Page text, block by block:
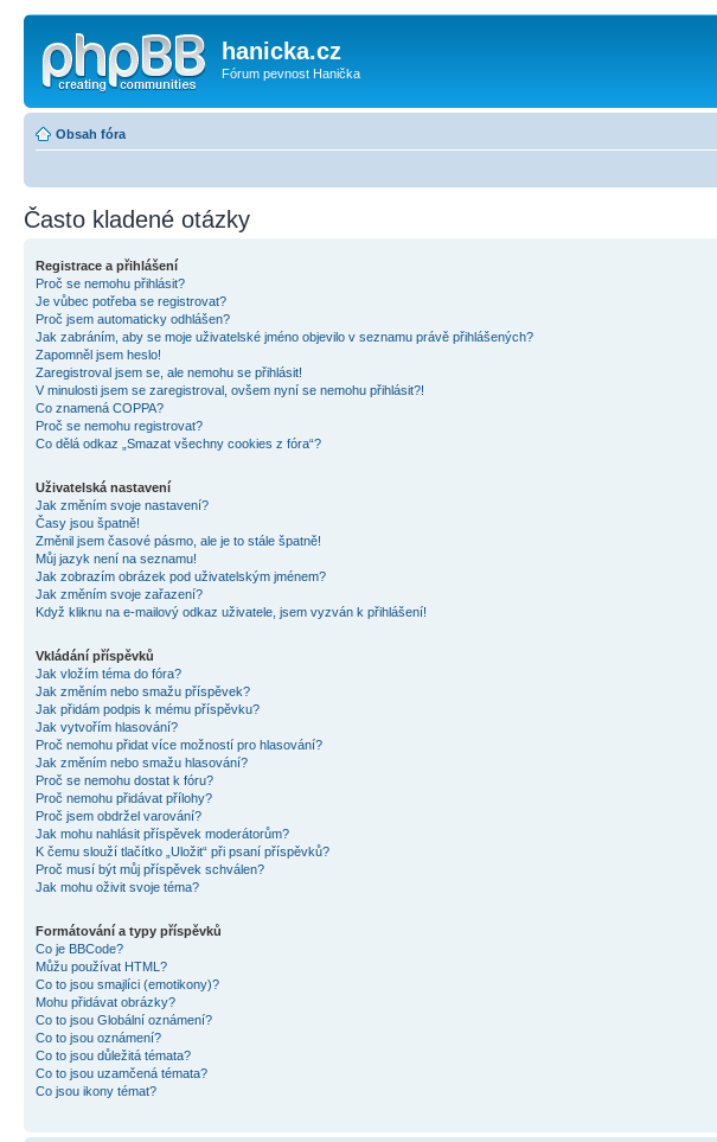
hanicka.cz
Fórum pevnost Hanička
Obsah fóra
Často kladené otázky
Registrace a přihlášení
Proč se nemohu přihlásit?
Je vůbec potřeba se registrovat?
Proč jsem automaticky odhlášen?
Jak zabráním, aby se moje uživatelské jméno objevilo v seznamu právě přihlášených?
Zapomněl jsem heslo!
Zaregistroval jsem se, ale nemohu se přihlásit!
V minulosti jsem se zaregistroval, ovšem nyní se nemohu přihlásit?!
Co znamená COPPA?
Proč se nemohu registrovat?
Co dělá odkaz „Smazat všechny cookies z fóra“?
Uživatelská nastavení
Jak změním svoje nastavení?
Časy jsou špatně!
Změnil jsem časové pásmo, ale je to stále špatně!
Můj jazyk není na seznamu!
Jak zobrazím obrázek pod uživatelským jménem?
Jak změním svoje zařazení?
Když kliknu na e-mailový odkaz uživatele, jsem vyzván k přihlášení!
Vkládání příspěvků
Jak vložím téma do fóra?
Jak změním nebo smažu příspěvek?
Jak přidám podpis k mému příspěvku?
Jak vytvořím hlasování?
Proč nemohu přidat více možností pro hlasování?
Jak změním nebo smažu hlasování?
Proč se nemohu dostat k fóru?
Proč nemohu přidávat přílohy?
Proč jsem obdržel varování?
Jak mohu nahlásit příspěvek moderátorům?
K čemu slouží tlačítko „Uložit“ při psaní příspěvků?
Proč musí být můj příspěvek schválen?
Jak mohu oživit svoje téma?
Formátování a typy příspěvků
Co je BBCode?
Můžu používat HTML?
Co to jsou smajlíci (emotikony)?
Mohu přidávat obrázky?
Co to jsou Globální oznámení?
Co to jsou oznámení?
Co to jsou důležitá témata?
Co to jsou uzamčená témata?
Co jsou ikony témat?